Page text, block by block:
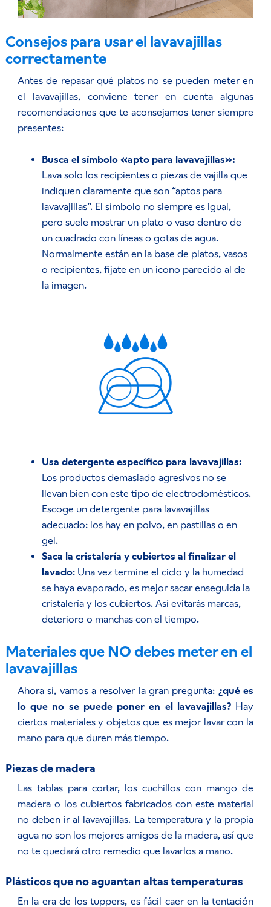
Consejos para usar el lavavajillas
correctamente
Antes de repasar qué platos no se pueden meter en
el lavavajillas, conviene tener en cuenta algunas
recomendaciones que te aconsejamos tener siempre
presentes:
Busca el símbolo «apto para lavavajillas»:
Lava solo los recipientes o piezas de vajilla que
indiquen claramente que son “aptos para
lavavajillas”. El símbolo no siempre es igual,
pero suele mostrar un plato o vaso dentro de
un cuadrado con líneas o gotas de agua.
Normalmente están en la base de platos, vasos
o recipientes, fíjate en un icono parecido al de
la imagen.
Usa detergente específico para lavavajillas:
Los productos demasiado agresivos no se
llevan bien con este tipo de electrodomésticos.
Escoge un detergente para lavavajillas
adecuado: los hay en polvo, en pastillas o en
gel.
Saca la cristalería y cubiertos al finalizar el
lavado: Una vez termine el ciclo y la humedad
se haya evaporado, es mejor sacar enseguida la
cristalería y los cubiertos. Así evitarás marcas,
deterioro o manchas con el tiempo.
Materiales que NO debes meter en el
lavavajillas
Ahora sí, vamos a resolver la gran pregunta: ¿qué es
lo que no se puede poner en el lavavajillas?Hay
ciertos materiales y objetos que es mejor lavar con la
mano para que duren más tiempo.
Piezas de madera
Las tablas para cortar, los cuchillos con mango de
madera o los cubiertos fabricados con este material
no deben ir al lavavajillas. La temperatura y la propia
agua no son los mejores amigos de la madera, así que
no te quedará otro remedio que lavarlos a mano.
Plásticos que no aguantan altas temperaturas
En la era de los tuppers, es fácil caer en la tentación